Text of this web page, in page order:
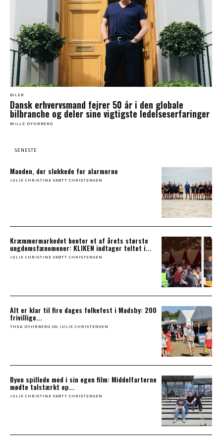
BILER
Dansk erhvervsmand fejrer 50 år i den globale
bilbranche og deler sine vigtigste ledelseserfaringer
MILLE DYHRBERG
SENESTE
Manden, der slukkede for alarmerne
JULIE CHRISTINE SKØTT CHRISTENSEN
Kræmmermarkedet henter et af årets største
ungdomsfænomener: KLIKEN indtager teltet i...
JULIE CHRISTINE SKØTT CHRISTENSEN
Alt er klar til fire dages folkefest i Madsby: 200
frivillige...
THEA DYHRBERG OG JULIE CHRISTENSEN
Byen spillede med i sin egen film: Middelfarterne
mødte talstærkt op...
JULIE CHRISTINE SKØTT CHRISTENSEN